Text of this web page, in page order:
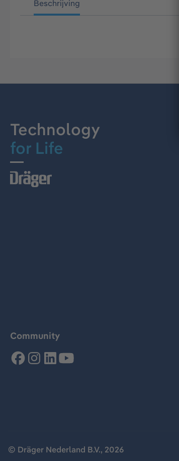
Beschrijving
Technology
for Life
Community
© Dräger Nederland B.V., 2026